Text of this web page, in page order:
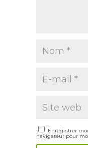
Enregistrer
navigateur pour